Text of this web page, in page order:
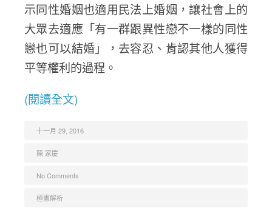
示同性婚姻也適用民法上婚姻，讓社會上的
大眾去適應「有一群跟異性戀不一樣的同性
戀也可以結婚」，去容忍、肯認其他人獲得
平等權利的過程。
(閱讀全文)
十一月 29, 2016
陳 家慶
No Comments
極憲解析